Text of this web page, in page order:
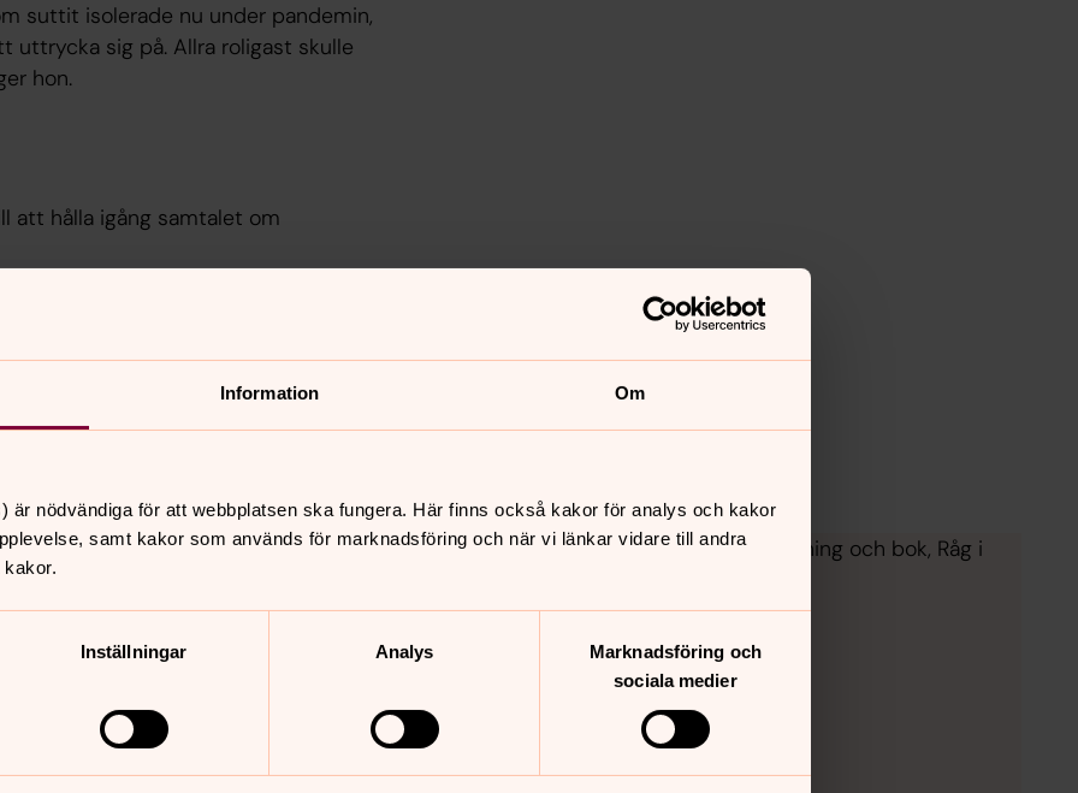
Information Om
är nödvändiga för att webbplatsen ska fungera. Här finns också kakor för analys och kakor
samt kakor som används för marknadsföring och när vi länkar vidare till andra
Inställningar Analys
Marknadsföring och
sociala medier
suttit isolerade nu under pandemin,
sig på. Allra roligast skulle
hon.
att hålla igång samtalet om
en stund. Att arbeta med en mening
råg i ryggen både för den som
säger Anna Hjälm.
Läs mer om
bidrag som kom in till broderitävlingen Råg i ryggen har blivit en fotoutställning och bok, Råg i
religionsfred. Boka utställningen via ditt Sensus regionkontor.